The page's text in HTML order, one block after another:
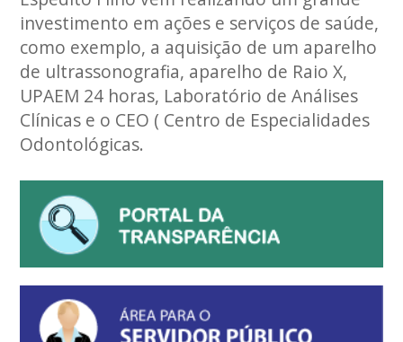
investimento em ações e serviços de saúde,
como exemplo, a aquisição de um aparelho
de ultrassonografia, aparelho de Raio X,
UPAEM 24 horas, Laboratório de Análises
Clínicas e o CEO ( Centro de Especialidades
Odontológicas.